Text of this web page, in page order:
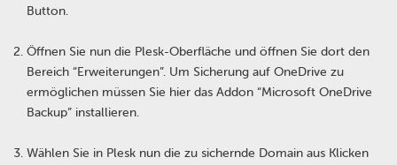
Button.
Öffnen Sie nun die Plesk-Oberfläche und öffnen Sie dort den
Bereich “Erweiterungen”. Um Sicherung auf OneDrive zu
ermöglichen müssen Sie hier das Addon “Microsoft OneDrive
Backup” installieren.
Wählen Sie in Plesk nun die zu sichernde Domain aus Klicken